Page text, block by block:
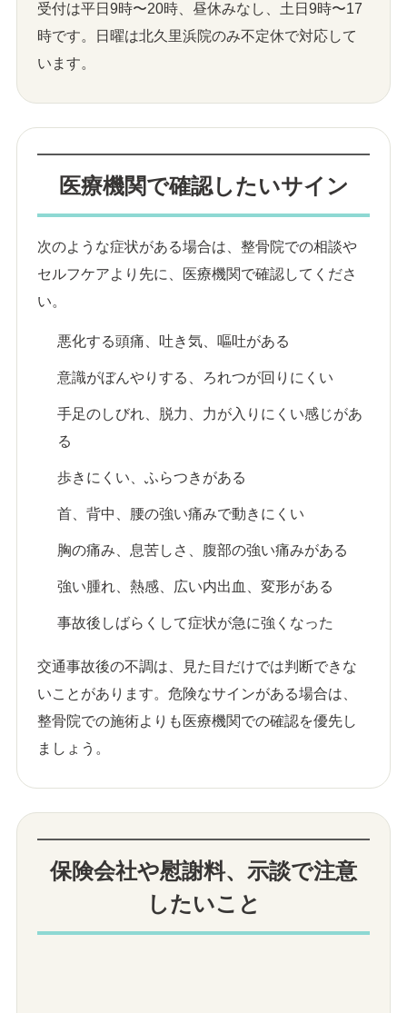
受付は平日9時〜20時、昼休みなし、土日9時〜17
時です。日曜は北久里浜院のみ不定休で対応して
います。
医療機関で確認したいサイン
次のような症状がある場合は、整骨院での相談や
セルフケアより先に、医療機関で確認してくださ
い。
悪化する頭痛、吐き気、嘔吐がある
意識がぼんやりする、ろれつが回りにくい
手足のしびれ、脱力、力が入りにくい感じがあ
る
歩きにくい、ふらつきがある
首、背中、腰の強い痛みで動きにくい
胸の痛み、息苦しさ、腹部の強い痛みがある
強い腫れ、熱感、広い内出血、変形がある
事故後しばらくして症状が急に強くなった
交通事故後の不調は、見た目だけでは判断できな
いことがあります。危険なサインがある場合は、
整骨院での施術よりも医療機関での確認を優先し
ましょう。
保険会社や慰謝料、示談で注意
したいこと